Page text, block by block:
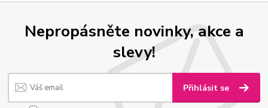
Nepropásněte novinky, akce a
slevy!
Přihlásit se